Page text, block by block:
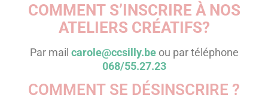
COMMENT S’INSCRIRE À NOS
ATELIERS CRÉATIFS?
Par mail carole@ccsilly.beou par téléphone
068/55.27.23
COMMENT SE DÉSINSCRIRE ?